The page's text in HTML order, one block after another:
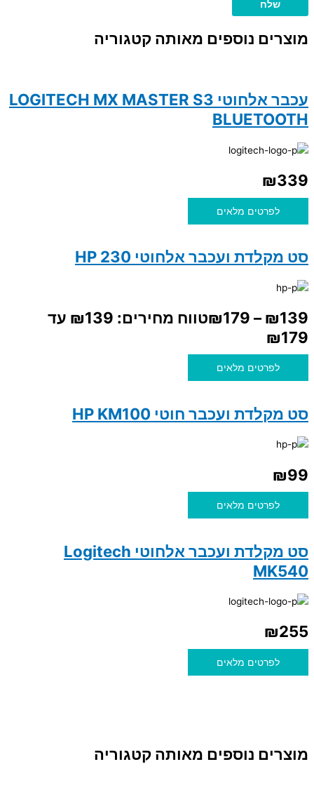
מוצרים נוספים מאותה קטגוריה
עכבר אלחוטי LOGITECH MX MASTER S3
BLUETOOTH
₪339
לפרטים מלאים
סט מקלדת ועכבר אלחוטי HP 230
₪139
–
₪179
טווח מחירים: ⁦₪139⁩ עד
לפרטים מלאים
סט מקלדת ועכבר חוטי HP KM100
₪99
לפרטים מלאים
סט מקלדת ועכבר אלחוטי Logitech
MK540
₪255
לפרטים מלאים
מוצרים נוספים מאותה קטגוריה